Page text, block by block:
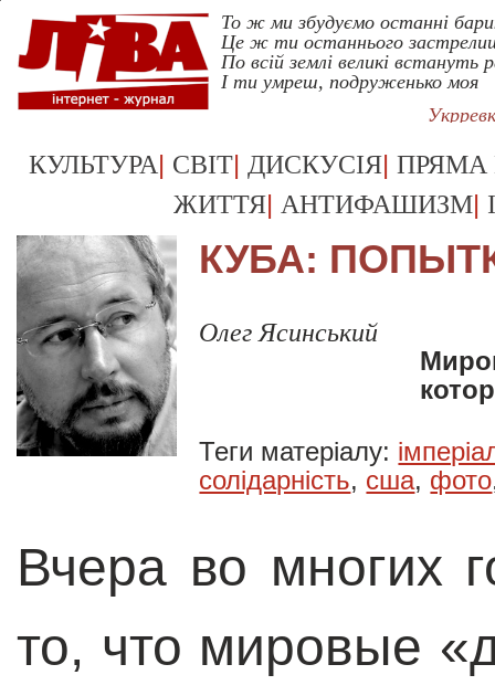
То ж ми збудуємо останнi
Це ж ти останнього
По всiй землi великi встануть
I ти умреш, подруженько моя
КУЛЬТУРА| СВІТ| ДИСКУСІЯ| ПРЯМА
ЖИТТЯ| АНТИФАШИЗМ|
КУБА:
Олег Ясинський
Теги матеріалу:
солідарність, сша, фото
Вчера во многих
то, что мировые